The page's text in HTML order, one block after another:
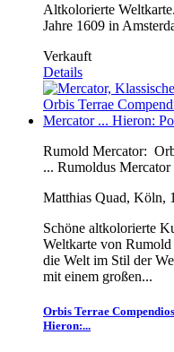
Altkolorierte
Jahre 1609 in
Verkauft
Details
Rumold Mercator:
... Rumoldus
Matthias Quad, Köln,
Schöne altkolorierte
Weltkarte von
die Welt im Stil der
mit einem großen...
Orbis Terrae
Hieron:...